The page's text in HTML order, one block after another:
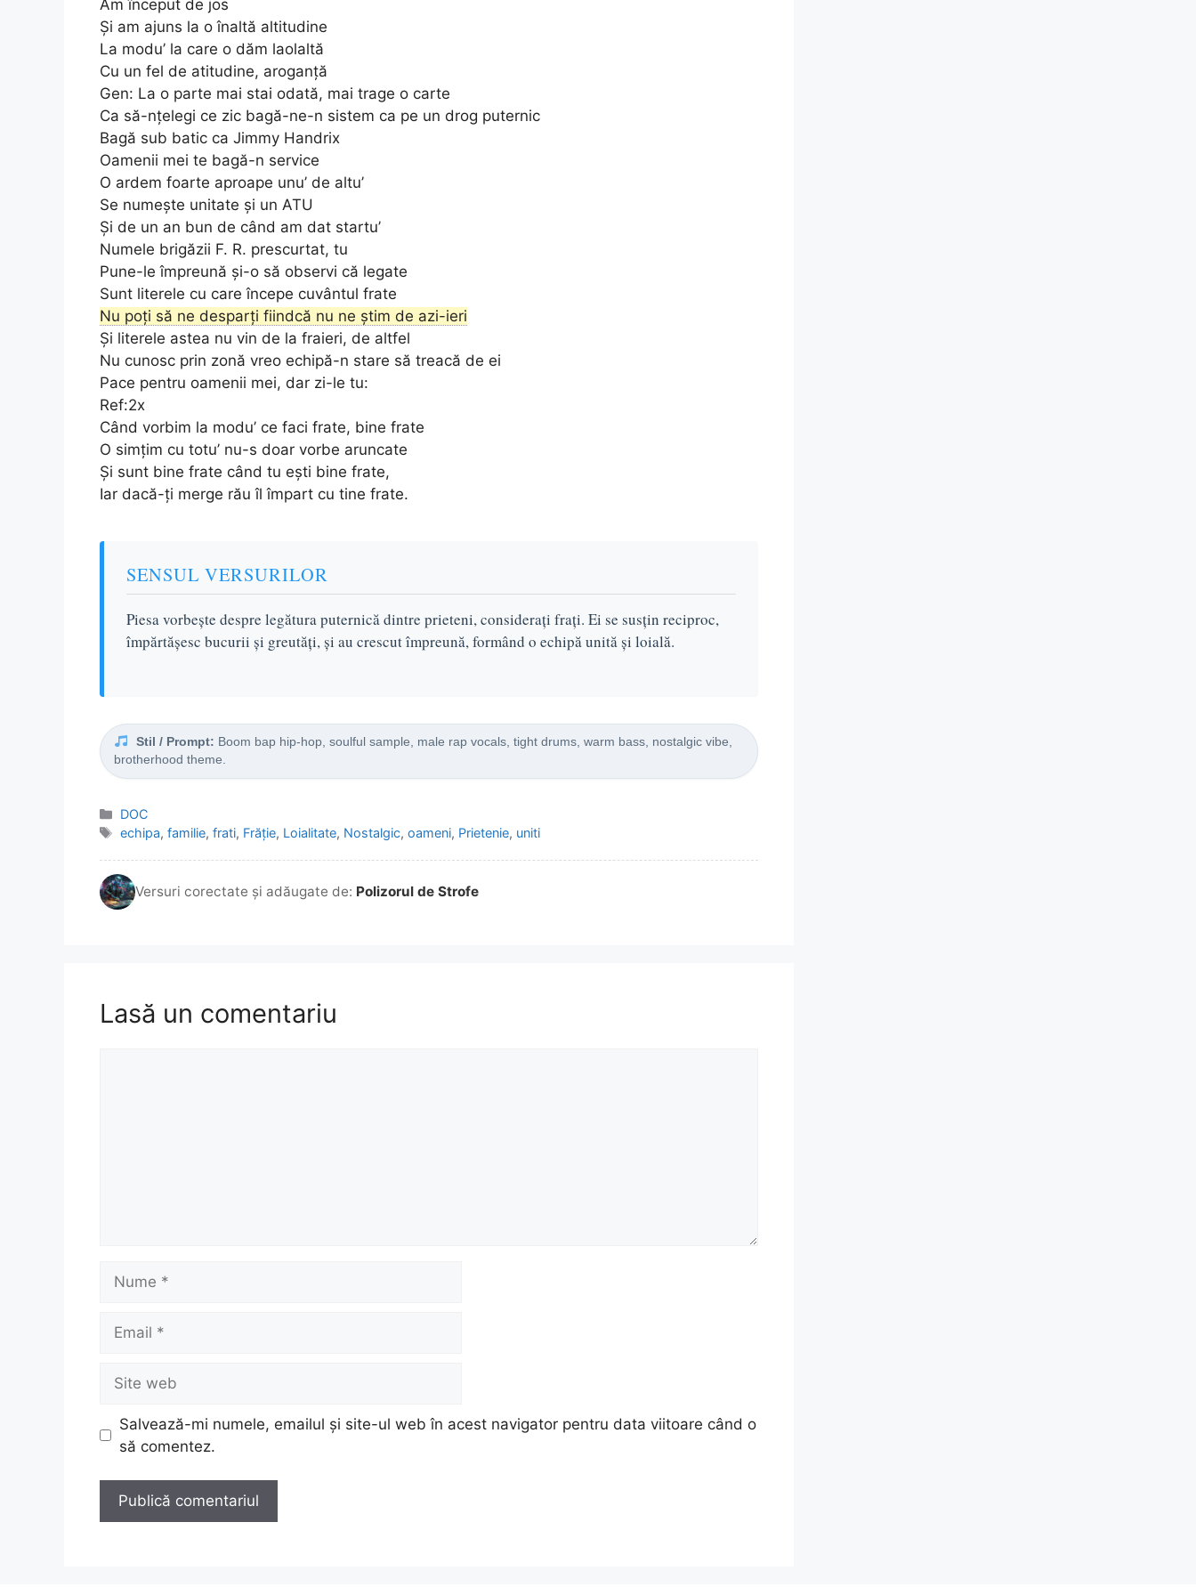
Am început de jos
Și am ajuns la o înaltă altitudine
La modu’ la care o dăm laolaltă
Cu un fel de atitudine, aroganță
Gen: La o parte mai stai odată, mai trage o carte
Ca să-nțelegi ce zic bagă-ne-n sistem ca pe un drog puternic
Bagă sub batic ca Jimmy Handrix
Oamenii mei te bagă-n service
O ardem foarte aproape unu’ de altu’
Se numește unitate și un ATU
Și de un an bun de când am dat startu’
Numele brigăzii F. R. prescurtat, tu
Pune-le împreună și-o să observi că legate
Sunt literele cu care începe cuvântul frate
Nu poți să ne desparți fiindcă nu ne știm de azi-ieri
Și literele astea nu vin de la fraieri, de altfel
Nu cunosc prin zonă vreo echipă-n stare să treacă de ei
Pace pentru oamenii mei, dar zi-le tu:
Ref:2x
Când vorbim la modu’ ce faci frate, bine frate
O simțim cu totu’ nu-s doar vorbe aruncate
Și sunt bine frate când tu ești bine frate,
Iar dacă-ți merge rău îl împart cu tine frate.
SENSUL VERSURILOR
Piesa vorbește despre legătura puternică dintre prieteni, considerați frați. Ei se susțin reciproc,
împărtășesc bucurii și greutăți, și au crescut împreună, formând o echipă unită și loială.
Stil / Prompt: Boom bap hip-hop, soulful sample, male rap vocals, tight drums, warm bass, nostalgic vibe,
brotherhood theme.
Categorii
DOC
Etichete
echipa,familie,frati, Frăție, Loialitate, Nostalgic,oameni, Prietenie, uniti
Versuri corectate și adăugate de: Polizorul de Strofe
Lasă un comentariu
web
Salvează-mi numele, emailul și site-ul web în acest navigator pentru data viitoare când o
să comentez.